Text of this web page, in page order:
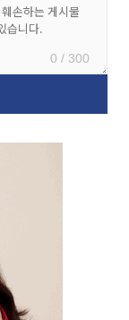
0 / 300